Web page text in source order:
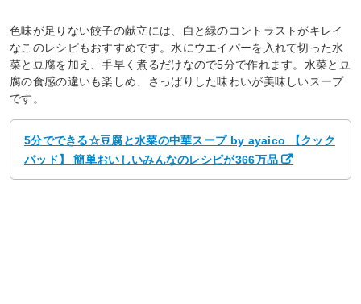
色味が足りない餃子の献立には、白と緑のコントラストがキレイ
なこのレシピもおすすめです。水にウエイパーを入れて切った水
菜と豆腐を加え、手早く煮るだけなので5分で作れます。水菜と豆
腐の食感の違いも楽しめ、さっぱりした味わいが美味しいスープ
です。
5分でできる☆豆腐と水菜の中華スープ by ayaico 【クック
パッド】 簡単おいしいみんなのレシピが366万品